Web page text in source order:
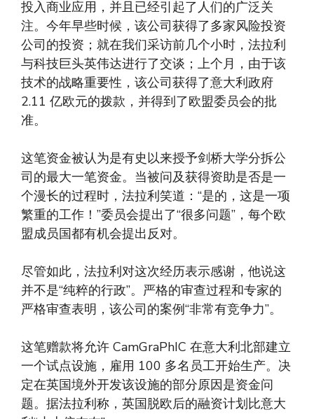
投入商业应用，并且已经引起了人们的广泛关
注。今年早些时候，该公司获得了多家风险投资
公司的投资；就在我们采访前几个小时，法拉利
与科技巨头英伟达进行了交谈；上个月，由于该
技术的战略重要性，该公司获得了意大利政府
2.11 亿欧元的拨款，并得到了欧盟委员会的批
准。
这笔资金被认为是有史以来授予剑桥大学分拆公
司的最大一笔资金。当被问及获得资助是否是一
个漫长的过程时，法拉利笑道：“是的，这是一项
繁重的工作！”委员会提出了“很多问题”，每个欧
盟成员国都有机会提出反对。
尽管如此，法拉利对这次经历表示感谢，他说这
并不是“纯粹的行政”。严格的审查过程和专家的
严格审查表明，该公司的案例“非常有竞争力”。
这笔赠款将允许 CamGraPhIC 在意大利北部建立
一个试点设施，雇用 100 多名员工开始生产。决
定在英国境外开发该设施的部分原因是资金问
题。据法拉利称，英国脱欧后的融资计划比意大